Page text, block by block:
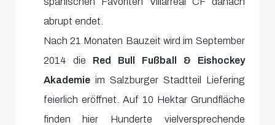
abrupt endet.
Nach 21 Monaten Bauzeit wird im September
2014 die Red Bull Fußball & Eishockey
Akademieim Salzburger Stadtteil Liefering
feierlich eröffnet. Auf 10 Hektar Grundfläche
finden hier Hunderte vielversprechende